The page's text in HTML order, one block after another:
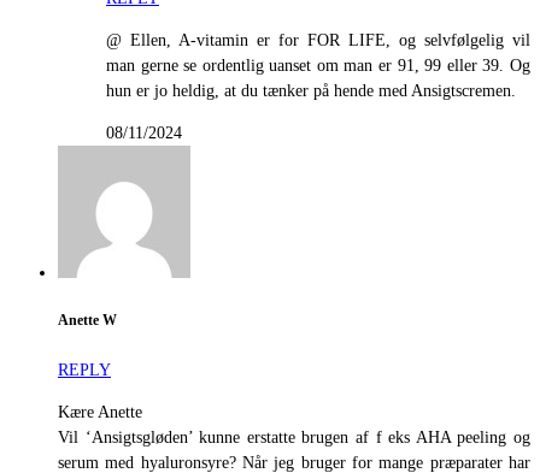
@ Ellen, A-vitamin er for FOR LIFE, og selvfølgelig vil
man gerne se ordentlig uanset om man er 91, 99 eller 39. Og
hun er jo heldig, at du tænker på hende med Ansigtscremen.
08/11/2024
Anette W
REPLY
Kære Anette
Vil ‘Ansigtsgløden’ kunne erstatte brugen af f eks AHA peeling og
serum med hyaluronsyre? Når jeg bruger for mange præparater har